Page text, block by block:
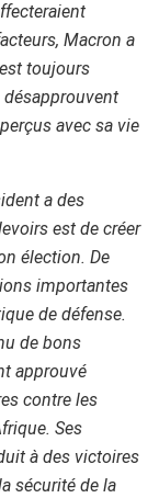
Macron a
toujours
désapprouvent
avec sa vie
a des
est de créer
élection. De
importantes
de défense.
de bons
approuvé
contre les
Ses
à des victoires
sécurité de la